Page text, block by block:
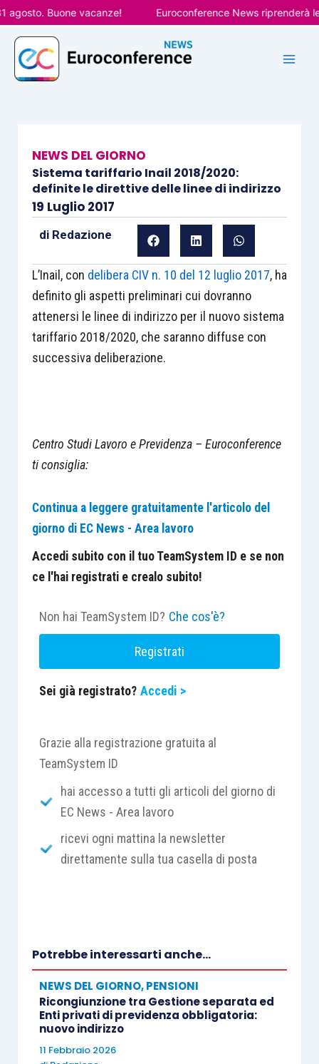
Vai
al
contenuto
Buone vacanze! Euroconference News riprenderà le
NEWS DEL GIORNO
Sistema tariffario Inail 2018/2020:
definite le direttive delle linee di indirizzo
19 Luglio 2017
di Redazione
L’Inail, con delibera CIV n. 10 del 12 luglio 2017, ha
definito gli aspetti preliminari cui dovranno
attenersi le linee di indirizzo per il nuovo sistema
tariffario 2018/2020, che saranno diffuse con
successiva deliberazione.
Centro Studi Lavoro e Previdenza – Euroconference
ti consiglia:
Continua a leggere gratuitamente l'articolo del
giorno di EC News - Area lavoro
Accedi subito con il tuo TeamSystem ID e se non
ce l'hai registrati e crealo subito!
Non hai TeamSystem ID? Che cos'è?
Registrati
Sei già registrato? Accedi >
Grazie alla registrazione gratuita al
TeamSystem ID
hai accesso a tutti gli articoli del giorno di
EC News - Area lavoro
ricevi ogni mattina la newsletter
direttamente sulla tua casella di posta
Potrebbe interessarti anche...
NEWS DEL GIORNO,PENSIONI
Ricongiunzione tra Gestione separata ed
Enti privati di previdenza obbligatoria:
nuovo indirizzo
11 Febbraio 2026